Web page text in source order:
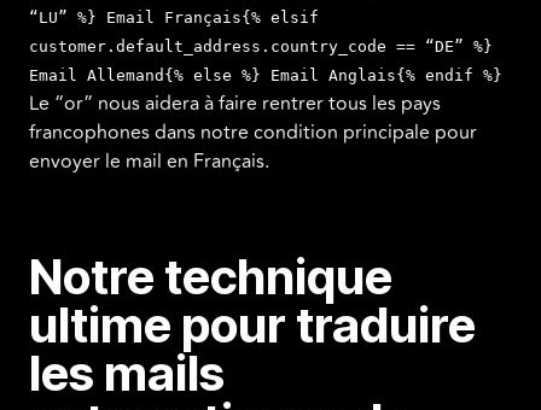
“LU” %} Email Français{% elsif
customer.default_address.country_code == “DE” %}
Email Allemand{% else %} Email Anglais{% endif %}
Le “or” nous aidera à faire rentrer tous les pays
francophones dans notre condition principale pour
envoyer le mail en Français.
Notre technique
ultime pour traduire
les mails